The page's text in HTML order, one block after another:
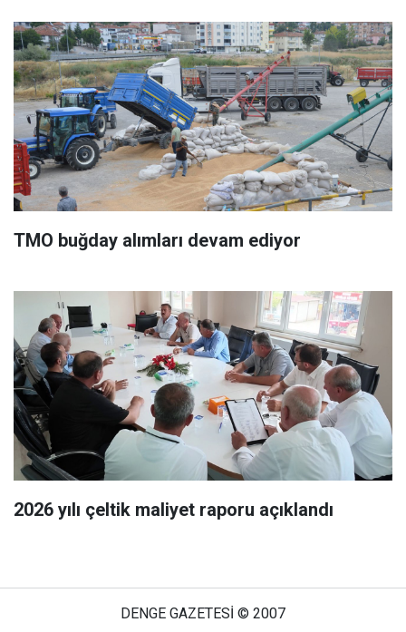
TMO buğday alımları devam ediyor
2026 yılı çeltik maliyet raporu açıklandı
DENGE GAZETESİ © 2007